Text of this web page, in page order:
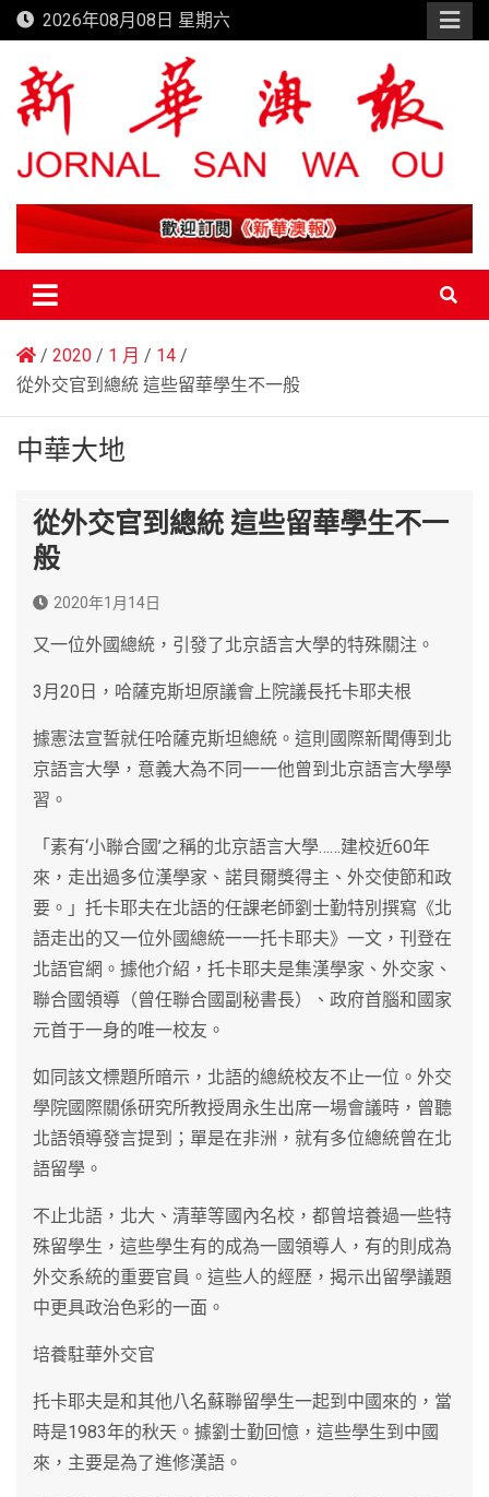
Skip
to
content
2026年08月08日 星期六
新華澳報
2020 1 月
14
從外交官到總統 這些留華學生不一般
中華大地
從外交官到總統 這些留華學生不一
般
2020年1月14日
又一位外國總統，引發了北京語言大學的特殊關注。
3月20日，哈薩克斯坦原議會上院議長托卡耶夫根
據憲法宣誓就任哈薩克斯坦總統。這則國際新聞傳到北
京語言大學，意義大為不同一一他曾到北京語言大學學
習。
「素有‘小聯合國’之稱的北京語言大學……建校近60年
來，走出過多位漢學家、諾貝爾獎得主、外交使節和政
要。」托卡耶夫在北語的任課老師劉士勤特別撰寫《北
語走出的又一位外國總統一一托卡耶夫》一文，刊登在
北語官網。據他介紹，托卡耶夫是集漢學家、外交家、
聯合國領導（曾任聯合國副秘書長）、政府首腦和國家
元首于一身的唯一校友。
如同該文標題所暗示，北語的總統校友不止一位。外交
學院國際關係研究所教授周永生出席一場會議時，曾聽
北語領導發言提到；單是在非洲，就有多位總統曾在北
語留學。
不止北語，北大、清華等國內名校，都曾培養過一些特
殊留學生，這些學生有的成為一國領導人，有的則成為
外交系統的重要官員。這些人的經歷，揭示出留學議題
中更具政治色彩的一面。
培養駐華外交官
托卡耶夫是和其他八名蘇聯留學生一起到中國來的，當
時是1983年的秋天。據劉士勤回憶，這些學生到中國
來，主要是為了進修漢語。